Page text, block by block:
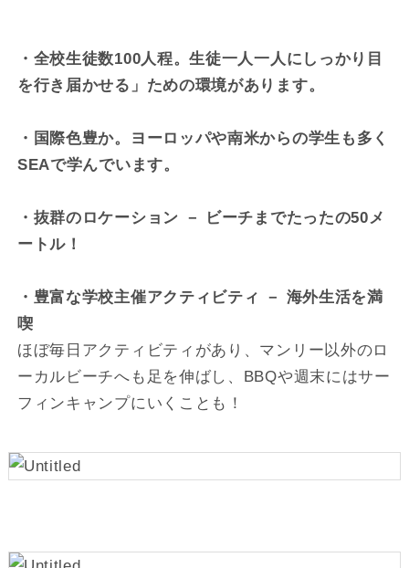
・全校生徒数100人程。生徒一人一人にしっかり目
を行き届かせる」ための環境があります。
・国際色豊か。ヨーロッパや南米からの学生も多く
SEAで学んでいます。
・抜群のロケーション － ビーチまでたったの50メ
ートル！
・豊富な学校主催アクティビティ － 海外生活を満
喫
ほぼ毎日アクティビティがあり、マンリー以外のロ
ーカルビーチへも足を伸ばし、BBQや週末にはサー
フィンキャンプにいくことも！